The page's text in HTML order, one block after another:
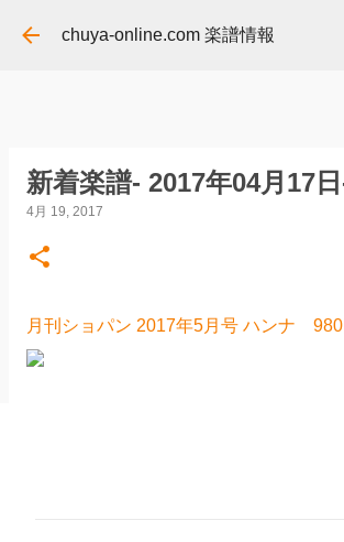
スキップしてメイン コンテンツ
chuya-online.com 楽譜情報
新着楽譜- 2017年04月17
4月 19, 2017
月刊ショパン 2017年5月号 ハンナ 980